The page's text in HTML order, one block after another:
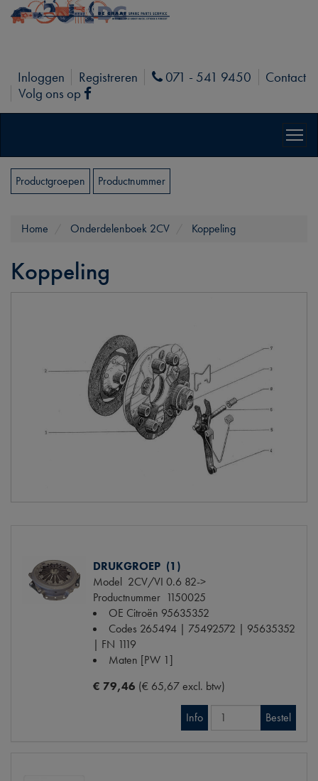
Inloggen Registreren Phone
071 - 541 9450
Contact
Volg ons op
Facebook
Productgroepen Productnummer
Home Onderdelenboek 2CV Koppeling
Koppeling
DRUKGROEP (1)
Model 2CV/VI 0.6 82->
Productnummer 1150025
OE Citroën 95635352
Codes 265494 | 75492572 | 95635352
| FN 1119
Maten [PW 1]
€ 79,46 (€ 65,67 excl. btw)
Info Bestel